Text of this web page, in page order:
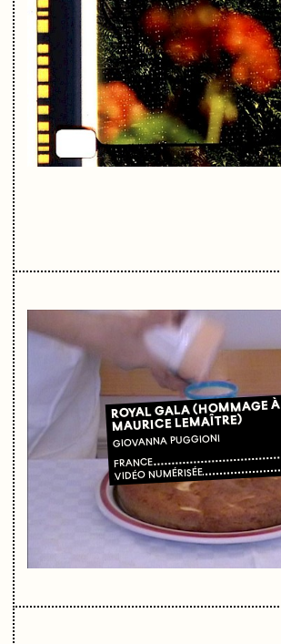
ROYAL GALA (HOMMAGE À
MAURICE LEMAÎTRE)
GIOVANNA PUGGIONI
FRANCE
VIDÉO NUMÉRISÉE